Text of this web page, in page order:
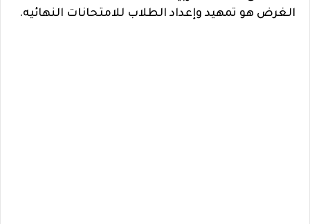
الغرض هو تمهيد وإعداد الطلاب للامتحانات النهائيه.